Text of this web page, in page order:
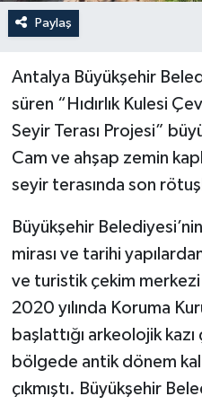
Paylaş
Antalya Büyükşehir
süren “Hıdırlık Kulesi
Seyir Terası Projesi”
Cam ve ahşap zemin
seyir terasında son
Büyükşehir
mirası ve tarihi
ve turistik çekim
2020 yılında Koruma
başlattığı arkeolojik kazı
bölgede antik dönem
çıkmıştı. Büyükşehir